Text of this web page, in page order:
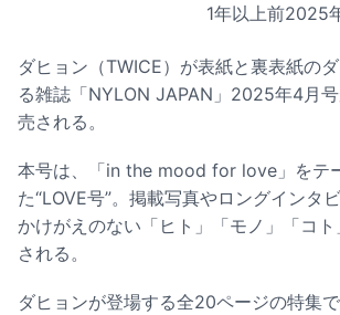
1年以上前2025
ダヒョン（TWICE）が表紙と裏表紙の
る雑誌「NYLON JAPAN」2025年4月
売される。
本号は、「in the mood for love」をテ
た“LOVE号”。掲載写真やロングインタ
かけがえのない「ヒト」「モノ」「コ
される。
ダヒョンが登場する全20ページの特集